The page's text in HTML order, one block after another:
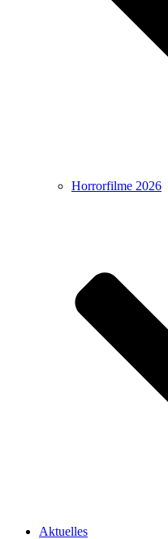
Horrorfilme 2026
Aktuelles